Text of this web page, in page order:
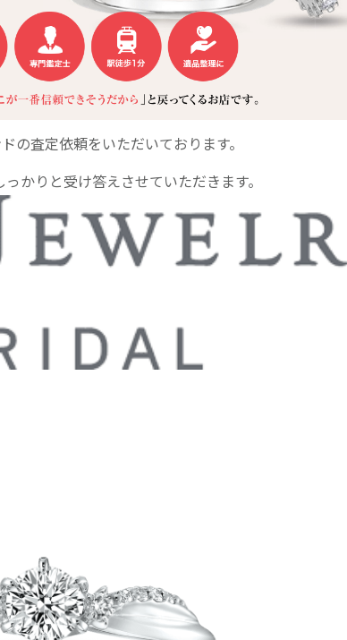
の査定依頼をいただいております。
っかりと受け答えさせていただきます。